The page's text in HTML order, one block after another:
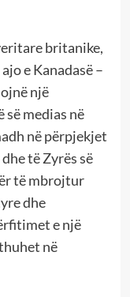
britanike,
e Kanadasë –
një
medias në
në përpjekjet
të Zyrës së
të mbrojtur
dhe
e një
në